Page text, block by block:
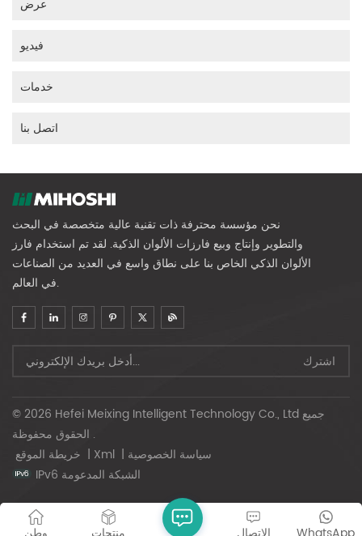
عرض
فيديو
خدمات
اتصل بنا
نحن مؤسسة محترفة ذات تقنية عالية متخصصة في البحث
والتطوير وإنتاج وبيع فارزات الألوان الذكية. لقد تم استخدام فارز
الألوان الذكي الخاص بنا على نطاق واسع في العديد من الصناعات
في العالم.
© 2026 Hefei Meixing Intelligent Technology Co., Ltd جميع
الحقوق محفوظة .
| Xml | سياسة الخصوصية
IPv6 الشبكة المدعومة